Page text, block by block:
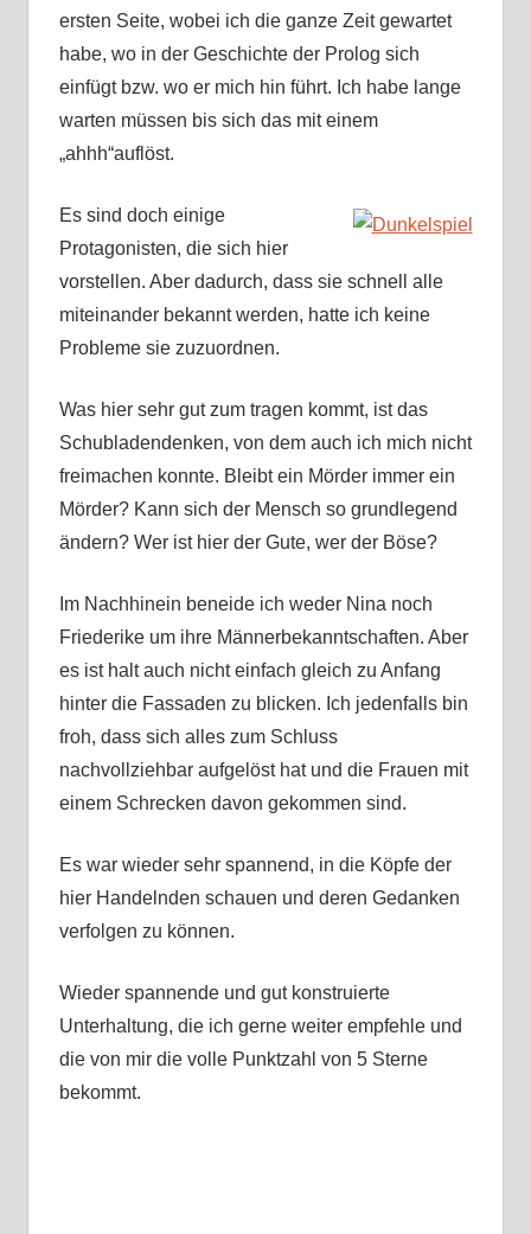
ersten Seite, wobei ich die ganze Zeit gewartet
habe, wo in der Geschichte der Prolog sich
einfügt bzw. wo er mich hin führt. Ich habe lange
warten müssen bis sich das mit einem
„ahhh“auflöst.
Es sind doch einige
Protagonisten, die sich hier
vorstellen. Aber dadurch, dass sie schnell alle
miteinander bekannt werden, hatte ich keine
Probleme sie zuzuordnen.
Was hier sehr gut zum tragen kommt, ist das
Schubladendenken, von dem auch ich mich nicht
freimachen konnte. Bleibt ein Mörder immer ein
Mörder? Kann sich der Mensch so grundlegend
ändern? Wer ist hier der Gute, wer der Böse?
Im Nachhinein beneide ich weder Nina noch
Friederike um ihre Männerbekanntschaften. Aber
es ist halt auch nicht einfach gleich zu Anfang
hinter die Fassaden zu blicken. Ich jedenfalls bin
froh, dass sich alles zum Schluss
nachvollziehbar aufgelöst hat und die Frauen mit
einem Schrecken davon gekommen sind.
Es war wieder sehr spannend, in die Köpfe der
hier Handelnden schauen und deren Gedanken
verfolgen zu können.
Wieder spannende und gut konstruierte
Unterhaltung, die ich gerne weiter empfehle und
die von mir die volle Punktzahl von 5 Sterne
bekommt.